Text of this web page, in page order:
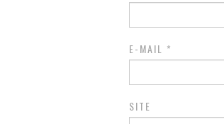
E-MAIL *
SITE